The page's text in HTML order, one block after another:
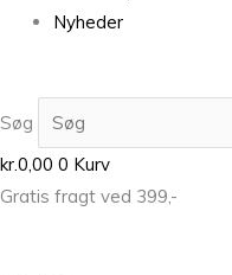
Nyheder
Søg
kr.0,00 0 Kurv
Gratis fragt ved 399,-